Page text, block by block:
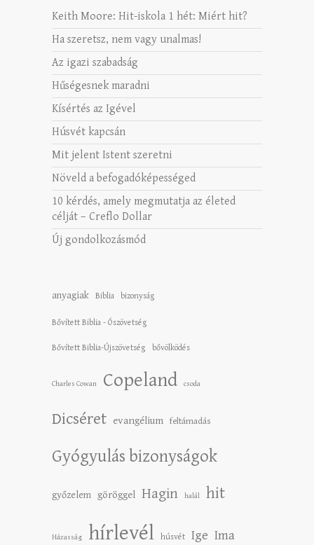
Keith Moore: Hit-iskola 1 hét: Miért hit?
Ha szeretsz, nem vagy unalmas!
Az igazi szabadság
Hűségesnek maradni
Kísértés az Igével
Húsvét kapcsán
Mit jelent Istent szeretni
Növeld a befogadóképességed
10 kérdés, amely megmutatja az életed
célját – Creflo Dollar
Új gondolkozásmód
anyagiak Biblia bizonyság
Bővített Biblia - Ószövetség
Bővített Biblia-Újszövetség bővölködés
Charles Cowan Copeland csoda
Dicséret evangélium feltámadás
Gyógyulás bizonyságok
győzelem göröggel Hagin halál hit
Házasság hírlevél húsvét Ige Ima